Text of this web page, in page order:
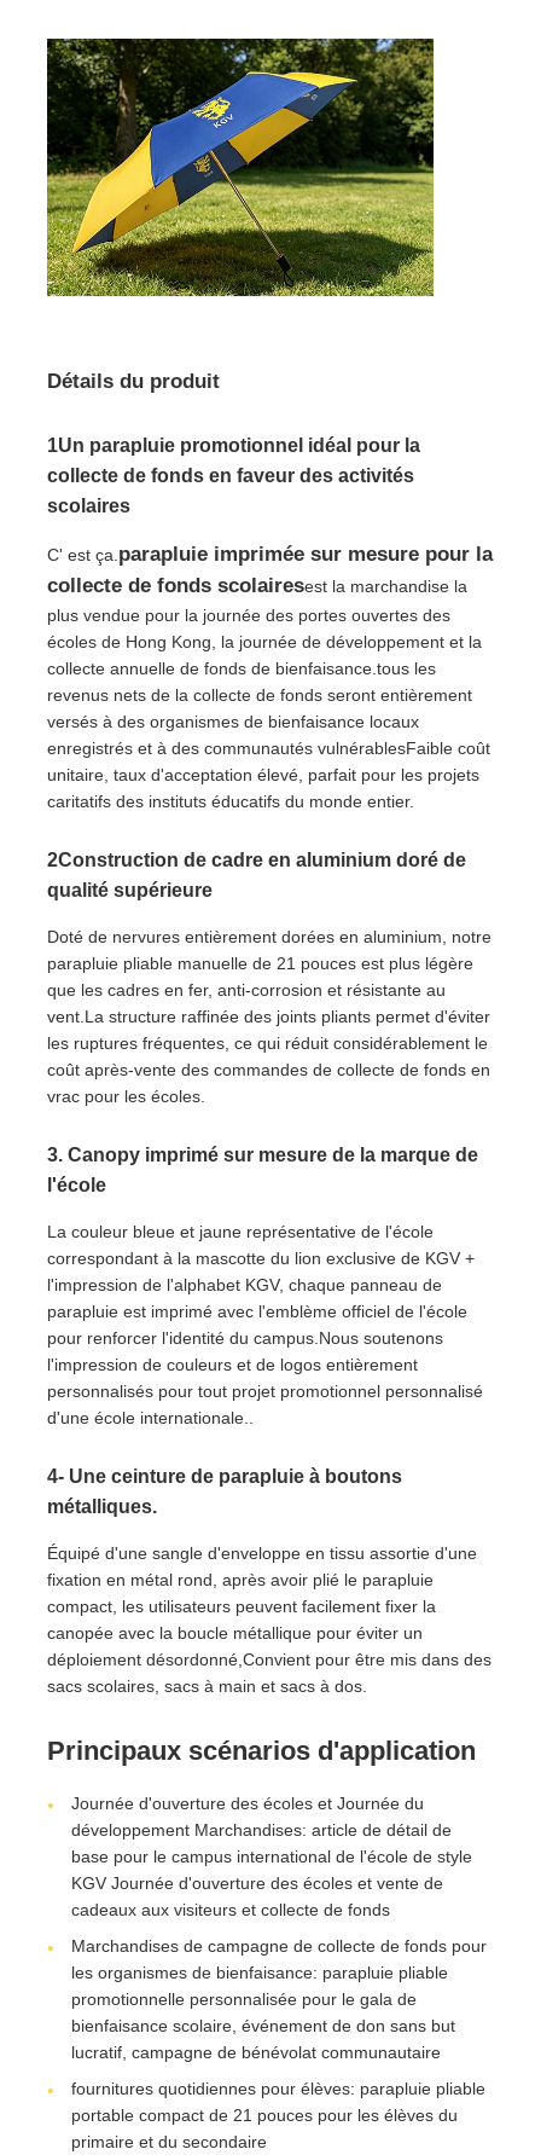
Parapluies résistantes aux UV
Parapluies pour enfants
parapluies de plage
Parapluies créatifs
Détails du produit
1Un parapluie promotionnel idéal pour la
collecte de fonds en faveur des activités
scolaires
C' est ça.parapluie imprimée sur mesure pour la
collecte de fonds scolairesest la marchandise la
plus vendue pour la journée des portes ouvertes des
écoles de Hong Kong, la journée de développement et la
collecte annuelle de fonds de bienfaisance.tous les
revenus nets de la collecte de fonds seront entièrement
versés à des organismes de bienfaisance locaux
enregistrés et à des communautés vulnérablesFaible coût
unitaire, taux d'acceptation élevé, parfait pour les projets
caritatifs des instituts éducatifs du monde entier.
2Construction de cadre en aluminium doré de
qualité supérieure
Doté de nervures entièrement dorées en aluminium, notre
parapluie pliable manuelle de 21 pouces est plus légère
que les cadres en fer, anti-corrosion et résistante au
vent.La structure raffinée des joints pliants permet d'éviter
les ruptures fréquentes, ce qui réduit considérablement le
coût après-vente des commandes de collecte de fonds en
vrac pour les écoles.
3. Canopy imprimé sur mesure de la marque de
l'école
La couleur bleue et jaune représentative de l'école
correspondant à la mascotte du lion exclusive de KGV +
l'impression de l'alphabet KGV, chaque panneau de
parapluie est imprimé avec l'emblème officiel de l'école
pour renforcer l'identité du campus.Nous soutenons
l'impression de couleurs et de logos entièrement
personnalisés pour tout projet promotionnel personnalisé
d'une école internationale..
4- Une ceinture de parapluie à boutons
métalliques.
Équipé d'une sangle d'enveloppe en tissu assortie d'une
fixation en métal rond, après avoir plié le parapluie
compact, les utilisateurs peuvent facilement fixer la
canopée avec la boucle métallique pour éviter un
déploiement désordonné,Convient pour être mis dans des
sacs scolaires, sacs à main et sacs à dos.
Principaux scénarios d'application
Journée d'ouverture des écoles et Journée du
développement Marchandises: article de détail de
base pour le campus international de l'école de style
KGV Journée d'ouverture des écoles et vente de
cadeaux aux visiteurs et collecte de fonds
Marchandises de campagne de collecte de fonds pour
les organismes de bienfaisance: parapluie pliable
promotionnelle personnalisée pour le gala de
bienfaisance scolaire, événement de don sans but
lucratif, campagne de bénévolat communautaire
fournitures quotidiennes pour élèves: parapluie pliable
portable compact de 21 pouces pour les élèves du
primaire et du secondaire